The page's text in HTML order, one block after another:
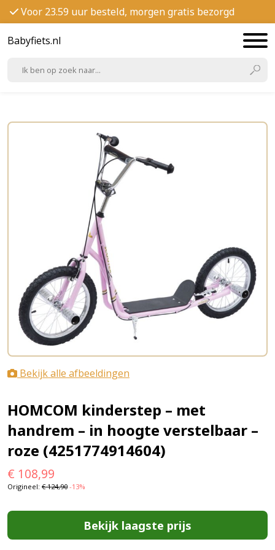
Voor 23.59 uur besteld, morgen gratis bezorgd
Babyfiets.nl
Bekijk alle afbeeldingen
HOMCOM kinderstep – met
handrem – in hoogte verstelbaar –
roze (4251774914604)
€ 108,99
Origineel: €124,90 -13%
Bekijk laagste prijs